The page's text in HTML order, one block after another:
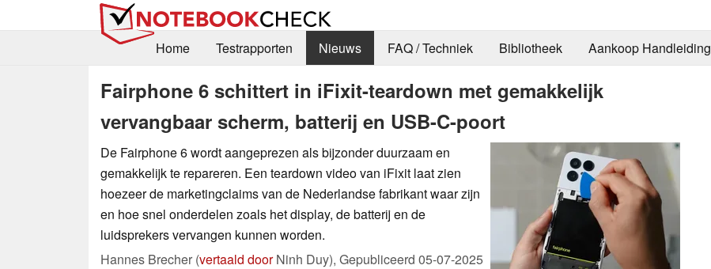
Home
Testrapporten Nieuws FAQ / Techniek Bibliotheek Aankoop Handleiding
Fairphone 6 schittert in iFixit-teardown met gemakkelijk
vervangbaar scherm, batterij en USB-C-poort
De Fairphone 6 wordt aangeprezen als bijzonder duurzaam en
gemakkelijk te repareren. Een teardown video van iFixit laat zien
hoezeer de marketingclaims van de Nederlandse fabrikant waar zijn
en hoe snel onderdelen zoals het display, de batterij en de
luidsprekers vervangen kunnen worden.
Hannes Brecher (vertaald doorNinh Duy), Gepubliceerd 05-07-2025